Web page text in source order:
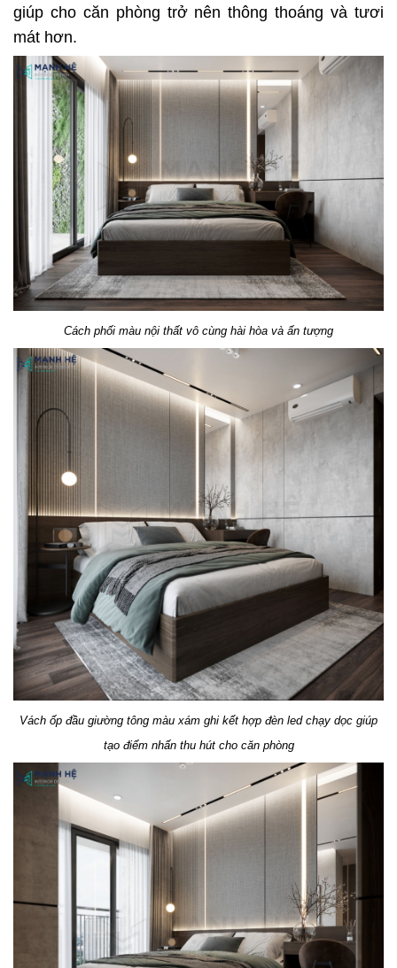
giúp cho căn phòng trở nên thông thoáng và tươi
mát hơn.
Cách phối màu nội thất vô cùng hài hòa và ấn tượng
Vách ốp đầu giường tông màu xám ghi kết hợp đèn led chạy dọc giúp
tạo điểm nhấn thu hút cho căn phòng